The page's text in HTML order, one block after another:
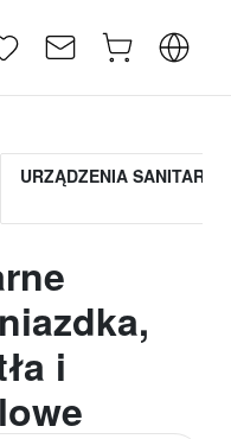
URZĄDZENIA SANITARNE
i